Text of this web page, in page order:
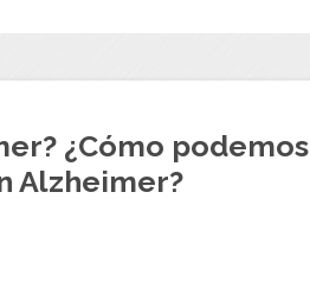
¿Cómo podemos
Alzheimer?